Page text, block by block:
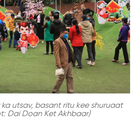
ka utsav, basant ritu kee shuruaat
Dai Doan Ket Akhbaar)